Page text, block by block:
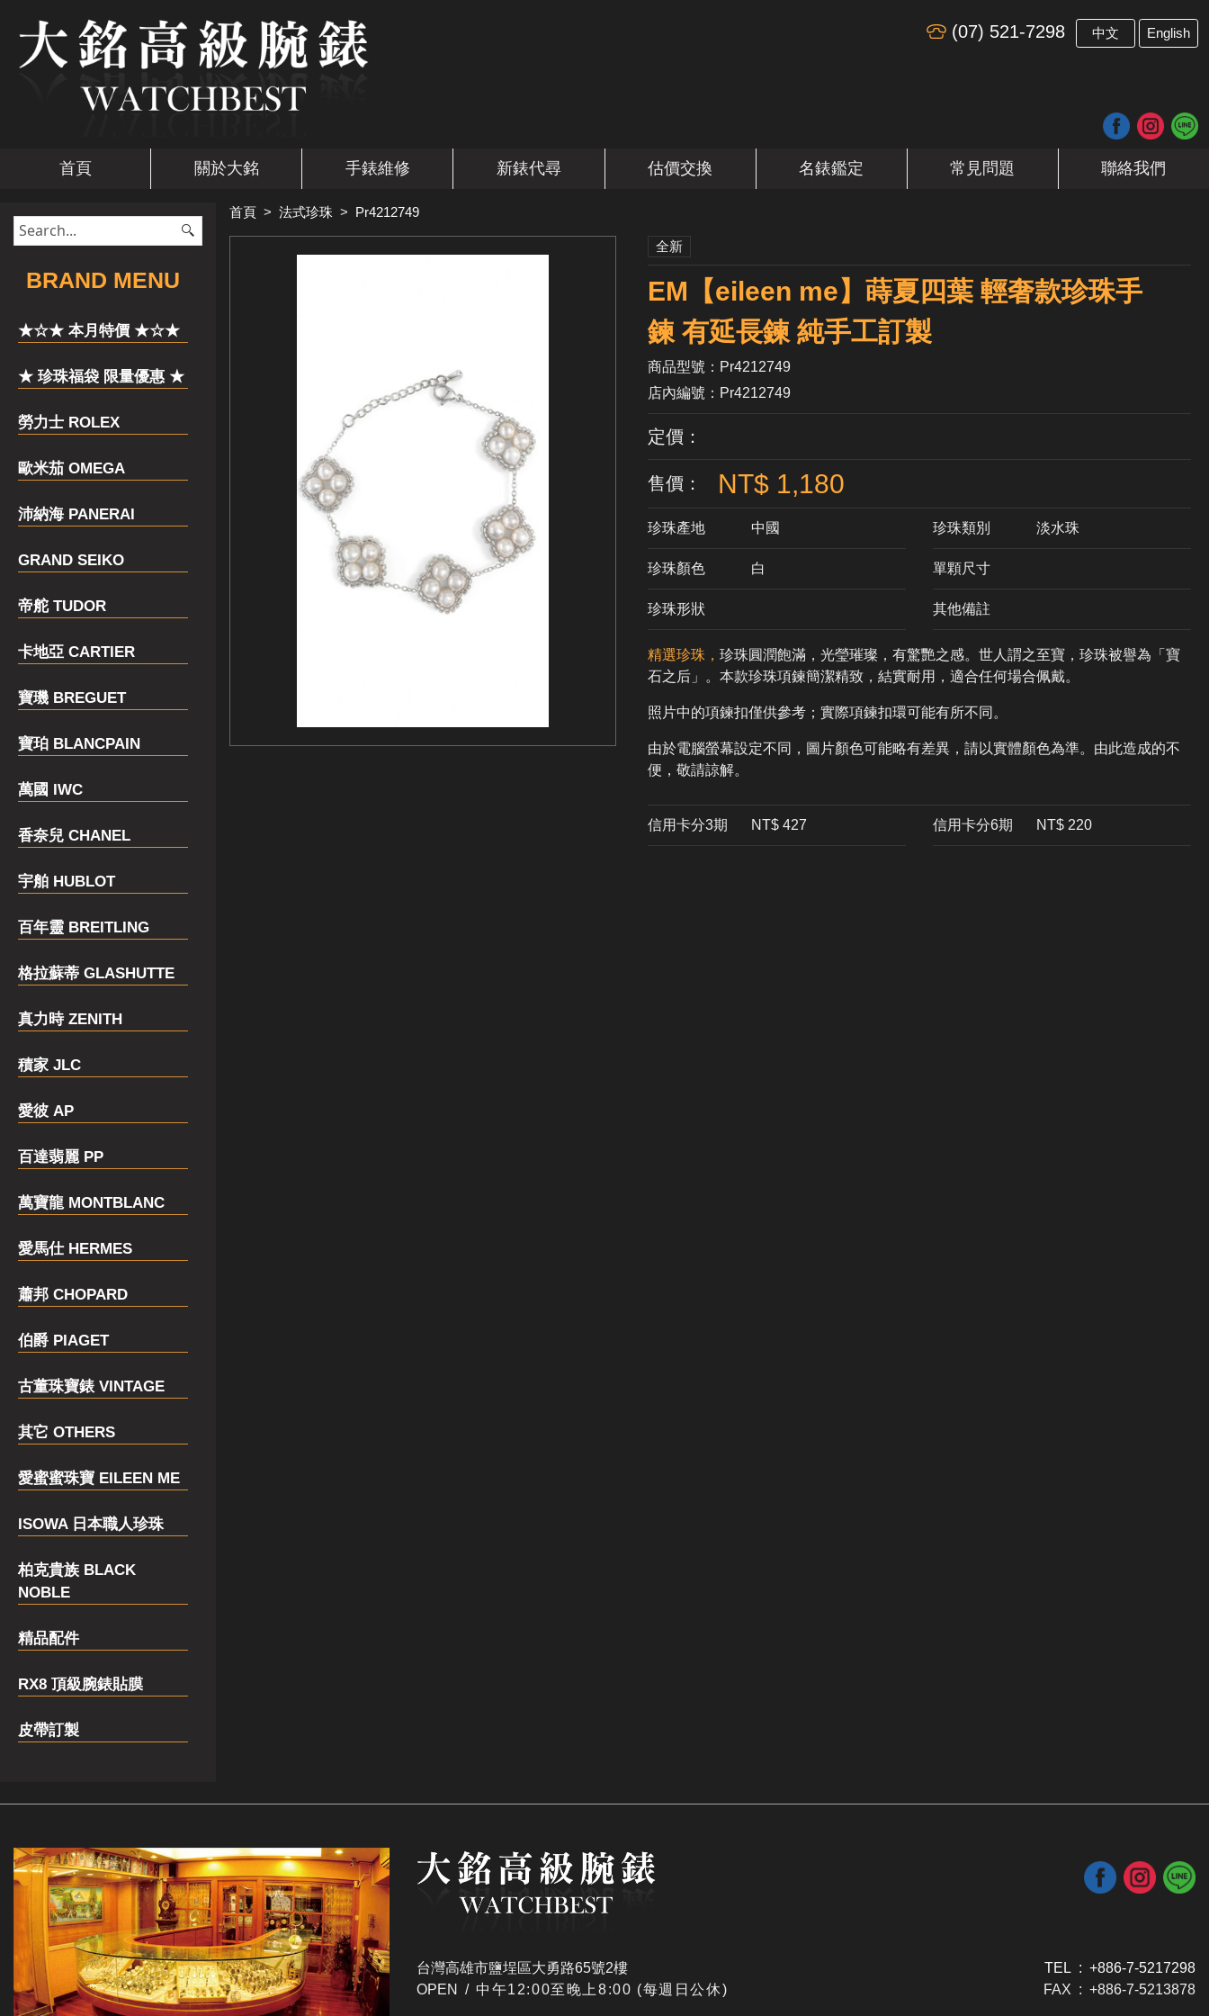
(07) 521-7298 中文 English
首頁 關於大銘 手錶維修 新錶代尋 估價交換 名錶鑑定 常見問題 聯絡我們
​BRAND MENU
★☆★ 本月特價 ★☆★
★ 珍珠福袋 限量優惠 ★
勞力士 ROLEX
歐米茄 OMEGA
沛納海 PANERAI
GRAND SEIKO
帝舵 TUDOR
卡地亞 CARTIER
寶璣 BREGUET
寶珀 BLANCPAIN
萬國 IWC
香奈兒 CHANEL
宇舶 HUBLOT
百年靈 BREITLING
格拉蘇蒂 GLASHUTTE
真力時 ZENITH
積家 JLC
愛彼 AP
百達翡麗 PP
萬寶龍 MONTBLANC
愛馬仕 HERMES
蕭邦 CHOPARD
伯爵 PIAGET
古董珠寶錶 VINTAGE
其它 OTHERS
愛蜜蜜珠寶 EILEEN ME
ISOWA 日本職人珍珠
柏克貴族 BLACK
NOBLE
精品配件
RX8 頂級腕錶貼膜
皮帶訂製
首頁 > 法式珍珠 > Pr4212749
全新
EM【eileen me】蒔夏四葉 輕奢款珍珠手
鍊 有延長鍊 純手工訂製
商品型號：Pr4212749
店內編號：Pr4212749
定價：
售價： NT$ 1,180
珍珠產地 中國 珍珠類別 淡水珠
珍珠顏色 ​白 單顆尺寸
珍珠形狀 其他備註
精選珍珠， 珍珠圓潤飽滿，光瑩璀璨，有驚艷之感。世人謂之至寶，珍珠被譽為「寶
石之后」。本款珍珠項鍊簡潔精致，結實耐用，適合任何場合佩戴。
照片中的項鍊扣僅供參考；實際項鍊扣環可能有所不同。
由於電腦螢幕設定不同，圖片顏色可能略有差異，請以實體顏色為準。由此造成的不
便，敬請諒解。
信用卡分3期 ​NT$ 427 信用卡分6期 NT$ 220
台灣高雄市鹽埕區大勇路65號2樓
OPEN / ​中午12:00至晚上8:00 (每週日公休)
TEL : +886-7-5217298
FAX : +886-7-5213878